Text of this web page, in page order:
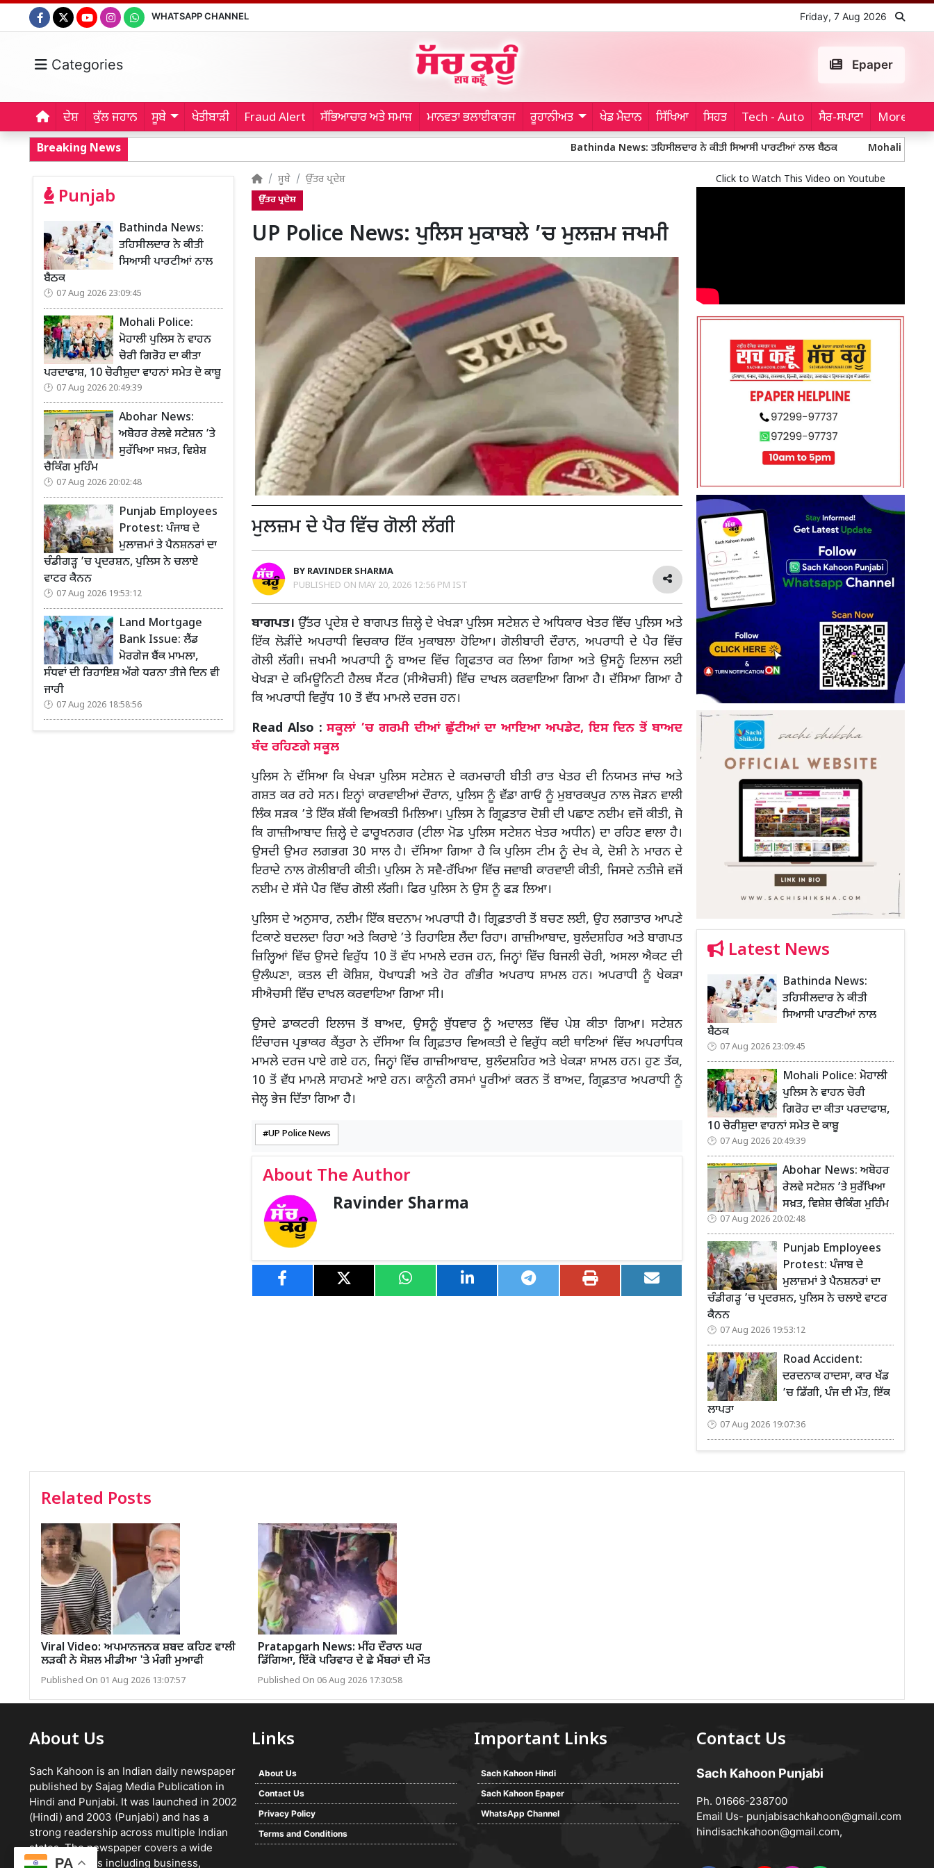
WHATSAPP CHANNEL Friday, 7 Aug 2026
Categories Epaper
ਦੇਸ਼ ਕੁੱਲ ਜਹਾਨ ਸੂਬੇ ਖੇਤੀਬਾੜੀ Fraud Alert ਸੱਭਿਆਚਾਰ ਅਤੇ ਸਮਾਜ ਮਾਨਵਤਾ ਭਲਾਈਕਾਰਜ ਰੂਹਾਨੀਅਤ ਖੇਡ ਮੈਦਾਨ ਸਿੱਖਿਆ ਸਿਹਤ Tech - Auto ਸੈਰ-ਸਪਾਟਾ More...
Breaking News Bathinda News: ਤਹਿਸੀਲਦਾਰ ਨੇ ਕੀਤੀ ਸਿਆਸੀ ਪਾਰਟੀਆਂ ਨਾਲ ਬੈਠਕ Mohali Police: ਮੋਹਾਲੀ
Punjab
Bathinda News:
ਤਹਿਸੀਲਦਾਰ ਨੇ ਕੀਤੀ
ਸਿਆਸੀ ਪਾਰਟੀਆਂ ਨਾਲ
ਬੈਠਕ
07 Aug 2026 23:09:45
Mohali Police:
ਮੋਹਾਲੀ ਪੁਲਿਸ ਨੇ ਵਾਹਨ
ਚੋਰੀ ਗਿਰੋਹ ਦਾ ਕੀਤਾ
ਪਰਦਾਫਾਸ਼, 10 ਚੋਰੀਸ਼ੁਦਾ ਵਾਹਨਾਂ ਸਮੇਤ ਦੋ ਕਾਬੂ
07 Aug 2026 20:49:39
Abohar News:
ਅਬੋਹਰ ਰੇਲਵੇ ਸਟੇਸ਼ਨ ’ਤੇ
ਸੁਰੱਖਿਆ ਸਖ਼ਤ, ਵਿਸ਼ੇਸ਼
ਚੈਕਿੰਗ ਮੁਹਿੰਮ
07 Aug 2026 20:02:48
Punjab Employees
Protest: ਪੰਜਾਬ ਦੇ
ਮੁਲਾਜ਼ਮਾਂ ਤੇ ਪੈਨਸ਼ਨਰਾਂ ਦਾ
ਚੰਡੀਗੜ੍ਹ ’ਚ ਪ੍ਰਦਰਸ਼ਨ, ਪੁਲਿਸ ਨੇ ਚਲਾਏ
ਵਾਟਰ ਕੈਨਨ
07 Aug 2026 19:53:12
Land Mortgage
Bank Issue: ਲੈਂਡ
ਮੋਰਗੇਜ ਬੈਂਕ ਮਾਮਲਾ,
ਸੰਧਵਾਂ ਦੀ ਰਿਹਾਇਸ਼ ਅੱਗੇ ਧਰਨਾ ਤੀਜੇ ਦਿਨ ਵੀ
ਜਾਰੀ
07 Aug 2026 18:58:56
ਸੂਬੇ ਉੱਤਰ ਪ੍ਰਦੇਸ਼
ਉੱਤਰ ਪ੍ਰਦੇਸ਼
UP Police News: ਪੁਲਿਸ ਮੁਕਾਬਲੇ ’ਚ ਮੁਲਜ਼ਮ ਜਖਮੀ
ਮੁਲਜ਼ਮ ਦੇ ਪੈਰ ਵਿੱਚ ਗੋਲੀ ਲੱਗੀ
BY RAVINDER SHARMA
PUBLISHED ON MAY 20, 2026 12:56 PM IST
ਬਾਗਪਤ।ਉੱਤਰ ਪ੍ਰਦੇਸ਼ ਦੇ ਬਾਗਪਤ ਜ਼ਿਲ੍ਹੇ ਦੇ ਖੇਖੜਾ ਪੁਲਿਸ ਸਟੇਸ਼ਨ ਦੇ ਅਧਿਕਾਰ ਖੇਤਰ ਵਿੱਚ ਪੁਲਿਸ ਅਤੇ
ਇੱਕ ਲੋੜੀਂਦੇ ਅਪਰਾਧੀ ਵਿਚਕਾਰ ਇੱਕ ਮੁਕਾਬਲਾ ਹੋਇਆ। ਗੋਲੀਬਾਰੀ ਦੌਰਾਨ, ਅਪਰਾਧੀ ਦੇ ਪੈਰ ਵਿੱਚ
ਗੋਲੀ ਲੱਗੀ। ਜ਼ਖਮੀ ਅਪਰਾਧੀ ਨੂੰ ਬਾਅਦ ਵਿੱਚ ਗ੍ਰਿਫਤਾਰ ਕਰ ਲਿਆ ਗਿਆ ਅਤੇ ਉਸਨੂੰ ਇਲਾਜ ਲਈ
ਖੇਖੜਾ ਦੇ ਕਮਿਊਨਿਟੀ ਹੈਲਥ ਸੈਂਟਰ (ਸੀਐਚਸੀ) ਵਿੱਚ ਦਾਖਲ ਕਰਵਾਇਆ ਗਿਆ ਹੈ। ਦੱਸਿਆ ਗਿਆ ਹੈ
ਕਿ ਅਪਰਾਧੀ ਵਿਰੁੱਧ 10 ਤੋਂ ਵੱਧ ਮਾਮਲੇ ਦਰਜ ਹਨ।
Read Also :ਸਕੂਲਾਂ ’ਚ ਗਰਮੀ ਦੀਆਂ ਛੁੱਟੀਆਂ ਦਾ ਆਇਆ ਅਪਡੇਟ, ਇਸ ਦਿਨ ਤੋਂ ਬਾਅਦ
ਬੰਦ ਰਹਿਣਗੇ ਸਕੂਲ
ਪੁਲਿਸ ਨੇ ਦੱਸਿਆ ਕਿ ਖੇਖੜਾ ਪੁਲਿਸ ਸਟੇਸ਼ਨ ਦੇ ਕਰਮਚਾਰੀ ਬੀਤੀ ਰਾਤ ਖੇਤਰ ਦੀ ਨਿਯਮਤ ਜਾਂਚ ਅਤੇ
ਗਸ਼ਤ ਕਰ ਰਹੇ ਸਨ। ਇਨ੍ਹਾਂ ਕਾਰਵਾਈਆਂ ਦੌਰਾਨ, ਪੁਲਿਸ ਨੂੰ ਵੱਡਾ ਗਾਓਂ ਨੂੰ ਮੁਬਾਰਕਪੁਰ ਨਾਲ ਜੋੜਨ ਵਾਲੀ
ਲਿੰਕ ਸੜਕ ’ਤੇ ਇੱਕ ਸ਼ੱਕੀ ਵਿਅਕਤੀ ਮਿਲਿਆ। ਪੁਲਿਸ ਨੇ ਗ੍ਰਿਫ਼ਤਾਰ ਦੋਸ਼ੀ ਦੀ ਪਛਾਣ ਨਈਮ ਵਜੋਂ ਕੀਤੀ, ਜੋ
ਕਿ ਗਾਜ਼ੀਆਬਾਦ ਜ਼ਿਲ੍ਹੇ ਦੇ ਫਾਰੂਖਨਗਰ (ਟੀਲਾ ਮੋਡ ਪੁਲਿਸ ਸਟੇਸ਼ਨ ਖੇਤਰ ਅਧੀਨ) ਦਾ ਰਹਿਣ ਵਾਲਾ ਹੈ।
ਉਸਦੀ ਉਮਰ ਲਗਭਗ 30 ਸਾਲ ਹੈ। ਦੱਸਿਆ ਗਿਆ ਹੈ ਕਿ ਪੁਲਿਸ ਟੀਮ ਨੂੰ ਦੇਖ ਕੇ, ਦੋਸ਼ੀ ਨੇ ਮਾਰਨ ਦੇ
ਇਰਾਦੇ ਨਾਲ ਗੋਲੀਬਾਰੀ ਕੀਤੀ। ਪੁਲਿਸ ਨੇ ਸਵੈ-ਰੱਖਿਆ ਵਿੱਚ ਜਵਾਬੀ ਕਾਰਵਾਈ ਕੀਤੀ, ਜਿਸਦੇ ਨਤੀਜੇ ਵਜੋਂ
ਨਈਮ ਦੇ ਸੱਜੇ ਪੈਰ ਵਿੱਚ ਗੋਲੀ ਲੱਗੀ। ਫਿਰ ਪੁਲਿਸ ਨੇ ਉਸ ਨੂੰ ਫੜ ਲਿਆ।
ਪੁਲਿਸ ਦੇ ਅਨੁਸਾਰ, ਨਈਮ ਇੱਕ ਬਦਨਾਮ ਅਪਰਾਧੀ ਹੈ। ਗ੍ਰਿਫ਼ਤਾਰੀ ਤੋਂ ਬਚਣ ਲਈ, ਉਹ ਲਗਾਤਾਰ ਆਪਣੇ
ਟਿਕਾਣੇ ਬਦਲਦਾ ਰਿਹਾ ਅਤੇ ਕਿਰਾਏ ’ਤੇ ਰਿਹਾਇਸ਼ ਲੈਂਦਾ ਰਿਹਾ। ਗਾਜ਼ੀਆਬਾਦ, ਬੁਲੰਦਸ਼ਹਿਰ ਅਤੇ ਬਾਗਪਤ
ਜ਼ਿਲ੍ਹਿਆਂ ਵਿੱਚ ਉਸਦੇ ਵਿਰੁੱਧ 10 ਤੋਂ ਵੱਧ ਮਾਮਲੇ ਦਰਜ ਹਨ, ਜਿਨ੍ਹਾਂ ਵਿੱਚ ਬਿਜਲੀ ਚੋਰੀ, ਅਸਲਾ ਐਕਟ ਦੀ
ਉਲੰਘਣਾ, ਕਤਲ ਦੀ ਕੋਸ਼ਿਸ਼, ਧੋਖਾਧੜੀ ਅਤੇ ਹੋਰ ਗੰਭੀਰ ਅਪਰਾਧ ਸ਼ਾਮਲ ਹਨ। ਅਪਰਾਧੀ ਨੂੰ ਖੇਕੜਾ
ਸੀਐਚਸੀ ਵਿੱਚ ਦਾਖਲ ਕਰਵਾਇਆ ਗਿਆ ਸੀ।
ਉਸਦੇ ਡਾਕਟਰੀ ਇਲਾਜ ਤੋਂ ਬਾਅਦ, ਉਸਨੂੰ ਬੁੱਧਵਾਰ ਨੂੰ ਅਦਾਲਤ ਵਿੱਚ ਪੇਸ਼ ਕੀਤਾ ਗਿਆ। ਸਟੇਸ਼ਨ
ਇੰਚਾਰਜ ਪ੍ਰਭਾਕਰ ਕੈਂਤੁਰਾ ਨੇ ਦੱਸਿਆ ਕਿ ਗ੍ਰਿਫ਼ਤਾਰ ਵਿਅਕਤੀ ਦੇ ਵਿਰੁੱਧ ਕਈ ਥਾਣਿਆਂ ਵਿੱਚ ਅਪਰਾਧਿਕ
ਮਾਮਲੇ ਦਰਜ ਪਾਏ ਗਏ ਹਨ, ਜਿਨ੍ਹਾਂ ਵਿੱਚ ਗਾਜ਼ੀਆਬਾਦ, ਬੁਲੰਦਸ਼ਹਿਰ ਅਤੇ ਖੇਕੜਾ ਸ਼ਾਮਲ ਹਨ। ਹੁਣ ਤੱਕ,
10 ਤੋਂ ਵੱਧ ਮਾਮਲੇ ਸਾਹਮਣੇ ਆਏ ਹਨ। ਕਾਨੂੰਨੀ ਰਸਮਾਂ ਪੂਰੀਆਂ ਕਰਨ ਤੋਂ ਬਾਅਦ, ਗ੍ਰਿਫ਼ਤਾਰ ਅਪਰਾਧੀ ਨੂੰ
ਜੇਲ੍ਹ ਭੇਜ ਦਿੱਤਾ ਗਿਆ ਹੈ।
UP Police News
About The Author
Ravinder Sharma
Click to Watch This Video on Youtube
Latest News
Bathinda News:
ਤਹਿਸੀਲਦਾਰ ਨੇ ਕੀਤੀ
ਸਿਆਸੀ ਪਾਰਟੀਆਂ ਨਾਲ
ਬੈਠਕ
07 Aug 2026 23:09:45
Mohali Police: ਮੋਹਾਲੀ
ਪੁਲਿਸ ਨੇ ਵਾਹਨ ਚੋਰੀ
ਗਿਰੋਹ ਦਾ ਕੀਤਾ ਪਰਦਾਫਾਸ਼,
10 ਚੋਰੀਸ਼ੁਦਾ ਵਾਹਨਾਂ ਸਮੇਤ ਦੋ ਕਾਬੂ
07 Aug 2026 20:49:39
Abohar News: ਅਬੋਹਰ
ਰੇਲਵੇ ਸਟੇਸ਼ਨ ’ਤੇ ਸੁਰੱਖਿਆ
ਸਖ਼ਤ, ਵਿਸ਼ੇਸ਼ ਚੈਕਿੰਗ ਮੁਹਿੰਮ
07 Aug 2026 20:02:48
Punjab Employees
Protest: ਪੰਜਾਬ ਦੇ
ਮੁਲਾਜ਼ਮਾਂ ਤੇ ਪੈਨਸ਼ਨਰਾਂ ਦਾ
ਚੰਡੀਗੜ੍ਹ ’ਚ ਪ੍ਰਦਰਸ਼ਨ, ਪੁਲਿਸ ਨੇ ਚਲਾਏ ਵਾਟਰ
ਕੈਨਨ
07 Aug 2026 19:53:12
Road Accident:
ਦਰਦਨਾਕ ਹਾਦਸਾ, ਕਾਰ ਖੱਡ
’ਚ ਡਿੱਗੀ, ਪੰਜ ਦੀ ਮੌਤ, ਇੱਕ
ਲਾਪਤਾ
07 Aug 2026 19:07:36
Related Posts
Viral Video: ਅਪਮਾਨਜਨਕ ਸ਼ਬਦ ਕਹਿਣ ਵਾਲੀ
ਲੜਕੀ ਨੇ ਸੋਸ਼ਲ ਮੀਡੀਆ 'ਤੇ ਮੰਗੀ ਮੁਆਫੀ
Published On 01 Aug 2026 13:07:57
Pratapgarh News: ਮੀਂਹ ਦੌਰਾਨ ਘਰ
ਡਿੱਗਿਆ, ਇੱਕੋ ਪਰਿਵਾਰ ਦੇ ਛੇ ਮੈਂਬਰਾਂ ਦੀ ਮੌਤ
Published On 06 Aug 2026 17:30:58
About Us
Sach Kahoon is an Indian daily newspaper
published by Sajag Media Publication in
Hindi and Punjabi. It was launched in 2002
(Hindi) and 2003 (Punjabi) and has a
strong readership across multiple Indian
states. The newspaper covers a wide
range of topics including business,
Links
About Us
Contact Us
Privacy Policy
Terms and Conditions
Important Links
Sach Kahoon Hindi
Sach Kahoon Epaper
WhatsApp Channel
Contact Us
Sach Kahoon Punjabi
Ph. 01666-238700
Email Us- punjabisachkahoon@gmail.com
hindisachkahoon@gmail.com,
PA